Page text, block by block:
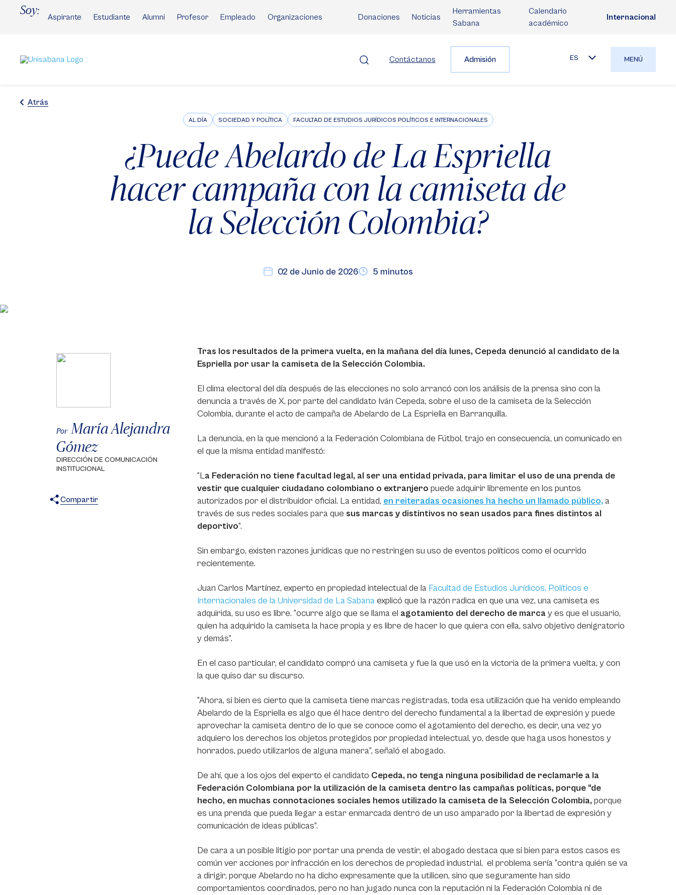
Soy:
Aspirante Estudiante Alumni Profesor Empleado Organizaciones Donaciones Noticias
Herramientas
Sabana
Calendario
académico
Internacional
Contáctanos Admisión ES MENÚ
Atrás
AL DÍA SOCIEDAD Y POLÍTICA FACULTAD DE ESTUDIOS JURÍDICOS POLÍTICOS E INTERNACIONALES
¿Puede Abelardo de La Espriella
hacer campaña con la camiseta de
la Selección Colombia?
02 de Junio de 2026 5 minutos
Por María Alejandra
Gómez
DIRECCIÓN DE COMUNICACIÓN
INSTITUCIONAL
Compartir
Tras los resultados de la primera vuelta, en la mañana del día lunes, Cepeda denunció al candidato de la
Espriella por usar la camiseta de la Selección Colombia.
El clima electoral del día después de las elecciones no solo arrancó con los análisis de la prensa sino con la
denuncia a través de X, por parte del candidato Iván Cepeda, sobre el uso de la camiseta de la Selección
Colombia, durante el acto de campaña de Abelardo de La Espriella en Barranquilla.
La denuncia, en la que mencionó a la Federación Colombiana de Fútbol, trajo en consecuencia, un comunicado en
el que la misma entidad manifestó:
“La Federación no tiene facultad legal, al ser una entidad privada, para limitar el uso de una prenda de
vestir que cualquier ciudadano colombiano o extranjero puede adquirir libremente en los puntos
autorizados por el distribuidor oficial. La entidad, en reiteradas ocasiones ha hecho un llamado público, a
través de sus redes sociales para que sus marcas y distintivos no sean usados para fines distintos al
deportivo”.
Sin embargo, existen razones jurídicas que no restringen su uso de eventos políticos como el ocurrido
recientemente.
Juan Carlos Martínez, experto en propiedad intelectual de la Facultad de Estudios Jurídicos, Políticos e
Internacionales de la Universidad de La Sabanaexplicó que la razón radica en que una vez, una camiseta es
adquirida, su uso es libre. “ocurre algo que se llama el agotamiento del derecho de marca y es que el usuario,
quien ha adquirido la camiseta la hace propia y es libre de hacer lo que quiera con ella, salvo objetivo denigratorio
y demás”.
En el caso particular, el candidato compró una camiseta y fue la que usó en la victoria de la primera vuelta, y con
la que quiso dar su discurso.
“Ahora, si bien es cierto que la camiseta tiene marcas registradas, toda esa utilización que ha venido empleando
Abelardo de la Espriella es algo que él hace dentro del derecho fundamental a la libertad de expresión y puede
aprovechar la camiseta dentro de lo que se conoce como el agotamiento del derecho, es decir, una vez yo
adquiero los derechos los objetos protegidos por propiedad intelectual, yo, desde que haga usos honestos y
honrados, puedo utilizarlos de alguna manera”, señaló el abogado.
De ahí, que a los ojos del experto el candidato Cepeda, no tenga ninguna posibilidad de reclamarle a la
Federación Colombiana por la utilización de la camiseta dentro las campañas políticas, porque “de
hecho, en muchas connotaciones sociales hemos utilizado la camiseta de la Selección Colombia, porque
es una prenda que pueda llegar a estar enmarcada dentro de un uso amparado por la libertad de expresión y
comunicación de ideas públicas”.
De cara a un posible litigio por portar una prenda de vestir, el abogado destaca que si bien para estos casos es
común ver acciones por infracción en los derechos de propiedad industrial, el problema sería “contra quién se va
a dirigir, porque Abelardo no ha dicho expresamente que la utilicen, sino que seguramente han sido
comportamientos coordinados, pero no han jugado nunca con la reputación ni la Federación Colombia ni de